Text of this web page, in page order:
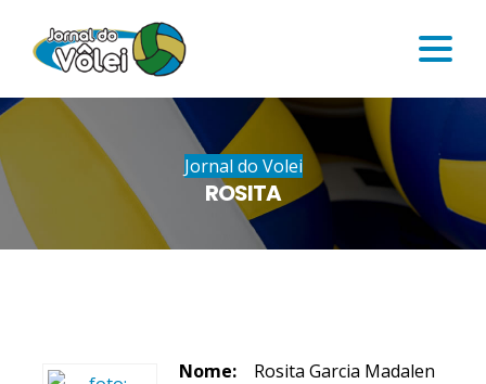
Jornal do Volei
ROSITA
Nome: Rosita Garcia Madalen